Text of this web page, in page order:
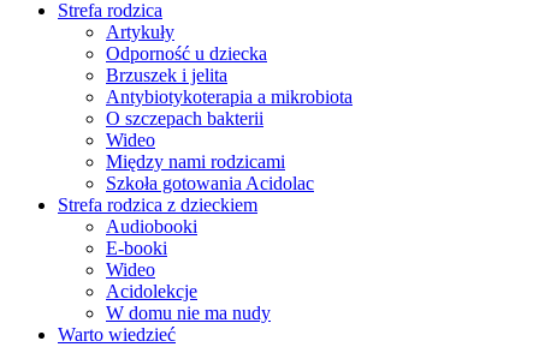
Strefa rodzica
Artykuły
Odporność u dziecka
Brzuszek i jelita
Antybiotykoterapia a mikrobiota
O szczepach bakterii
Wideo
Między nami rodzicami
Szkoła gotowania Acidolac
Strefa rodzica z dzieckiem
Audiobooki
E-booki
Wideo
Acidolekcje
W domu nie ma nudy
Warto wiedzieć